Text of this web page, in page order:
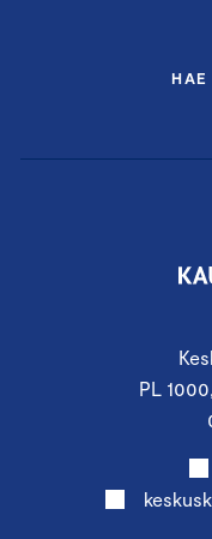
PL
HAE